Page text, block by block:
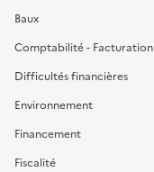
Baux
Comptabilité - Facturation
Difficultés financières
Environnement
Financement
Fiscalité